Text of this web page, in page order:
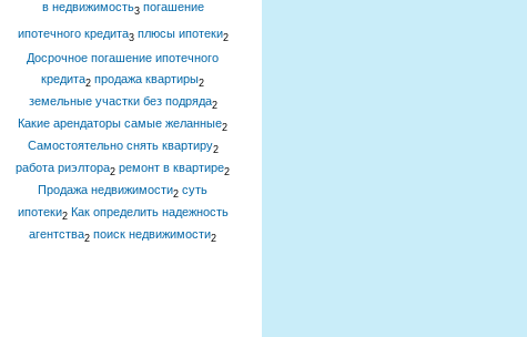
в недвижимость3 погашение
ипотечного кредита3 плюсы ипотеки2
Досрочное погашение ипотечного
кредита2 продажа квартиры2
земельные участки без подряда2
Какие арендаторы самые желанные2
Самостоятельно снять квартиру2
работа риэлтора2 ремонт в квартире2
Продажа недвижимости2 суть
ипотеки2 Как определить надежность
агентства2 поиск недвижимости2